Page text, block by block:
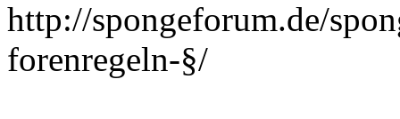
http://spongeforum.de/
forenregeln-§/